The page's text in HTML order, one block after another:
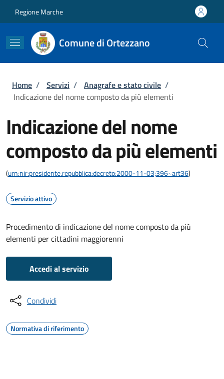
Regione Marche
Comune di Ortezzano
Briciole di pane
Home / Servizi / Anagrafe e stato civile /
Indicazione del nome composto da più elementi
Indicazione del nome
composto da più elementi
(urn:nir:presidente.repubblica:decreto:2000-11-03;396~art36)
Servizio attivo
Procedimento di indicazione del nome composto da più
elementi per cittadini maggiorenni
Accedi al servizio
Condividi
Normativa di riferimento